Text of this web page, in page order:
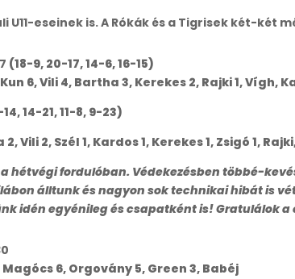
eseinek is. A Rókák és a Tigrisek két-két
(18-9, 20-17, 14-6, 16-15)
6, Vili 4, Bartha 3, Kerekes 2, Rajki 1, Vígh,
14-21, 11-8, 9-23)
Vili 2, Szél 1, Kardos 1, Kerekes 1, Zsigó 1,
hétvégi fordulóban. Védekezésben többé-
álltunk és nagyon sok technikai hibát is
idén egyénileg és csapatként is! Gratulálok
Magócs 6, Orgovány 5, Green 3, Babéj